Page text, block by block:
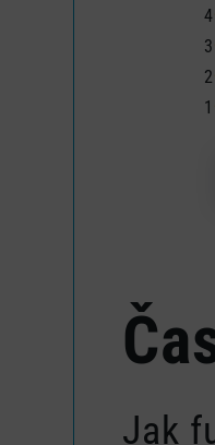
4
3
2
1
Jak